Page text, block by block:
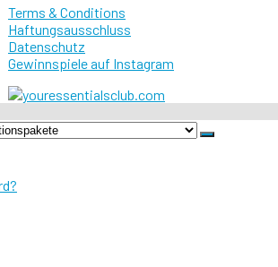
Terms & Conditions
Haftungsausschluss
Datenschutz
Gewinnspiele auf Instagram